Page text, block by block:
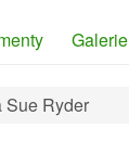
Galerie
Sue Ryder